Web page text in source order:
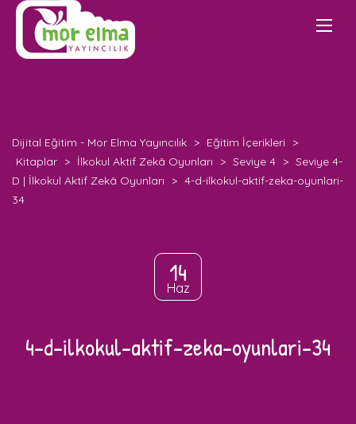
Dijital Eğitim - Mor Elma Yayıncılık > Eğitim İçerikleri
>
Kitaplar > İlkokul Aktif Zekâ Oyunları > Seviye 4 > Seviye 4-
D | İlkokul Aktif Zekâ Oyunları
> 4-d-ilkokul-aktif-zeka-oyunlari-
34
14
Haz
4-d-ilkokul-aktif-zeka-oyunlari-34